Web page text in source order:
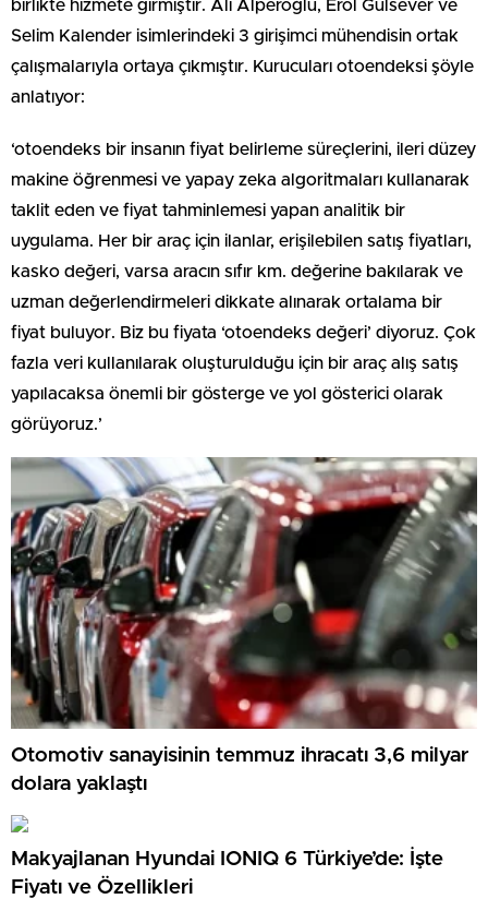
birlikte hizmete girmiştir. Ali Alperoğlu, Erol Gülsever ve
Selim Kalender isimlerindeki 3 girişimci mühendisin ortak
çalışmalarıyla ortaya çıkmıştır. Kurucuları otoendeksi şöyle
anlatıyor:
‘otoendeks bir insanın fiyat belirleme süreçlerini, ileri düzey
makine öğrenmesi ve yapay zeka algoritmaları kullanarak
taklit eden ve fiyat tahminlemesi yapan analitik bir
uygulama. Her bir araç için ilanlar, erişilebilen satış fiyatları,
kasko değeri, varsa aracın sıfır km. değerine bakılarak ve
uzman değerlendirmeleri dikkate alınarak ortalama bir
fiyat buluyor. Biz bu fiyata ‘otoendeks değeri’ diyoruz. Çok
fazla veri kullanılarak oluşturulduğu için bir araç alış satış
yapılacaksa önemli bir gösterge ve yol gösterici olarak
görüyoruz.’
Otomotiv sanayisinin temmuz ihracatı 3,6 milyar
dolara yaklaştı
Makyajlanan Hyundai IONIQ 6 Türkiye’de: İşte
Fiyatı ve Özellikleri